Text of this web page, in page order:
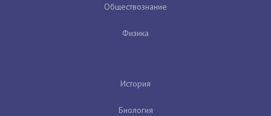
Обществознание
Физика
История
Биология